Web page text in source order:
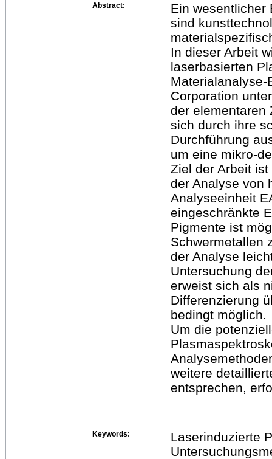
Abstract:
Ein wesentlicher
sind
In dieser Arbeit
laserbasierten
Materialanalyse-
Corporation
der elementaren
sich durch ihre
Durchführung
um eine mikro-
Ziel der Arbeit
der Analyse von
Analyseeinheit
eingeschränkte
Pigmente ist
Schwermetallen
der Analyse
Untersuchung
erweist sich als
Differenzierung
bedingt möglich.
Um die
weitere
entsprechen,
Keywords:
Laserinduzierte